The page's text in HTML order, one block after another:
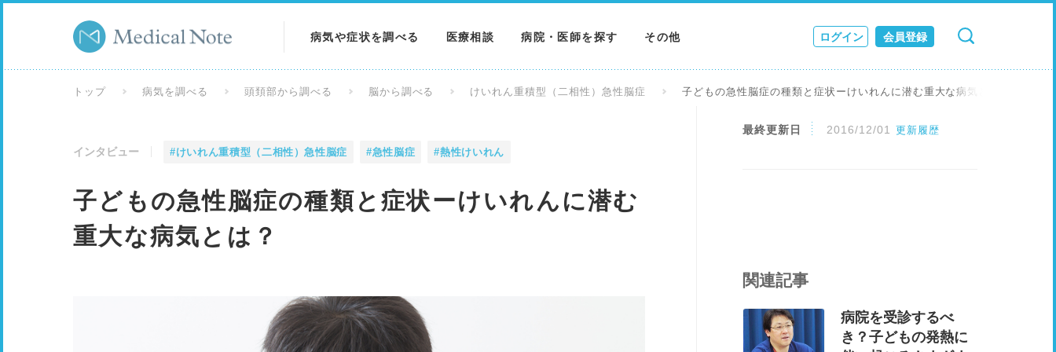
病気や症状を調べる
検査を調べる
医療相談 病院・医師を探す その他 ログイン 会員登録
検索 キャンセル
トップ 病気を調べる 頭頚部から調べる 脳から調べる けいれん重積型（二相性）急性脳症 子どもの急性脳症の種類と症状ーけいれんに潜む重大な病気とは？
インタビュー #けいれん重積型（二相性）急性脳症 #急性脳症 #熱性けいれん
子どもの急性脳症の種類と症状ーけいれんに潜む
重大な病気とは？
最終更新日 2016/12/01 更新履歴
関連記事
病院を受診するべ
き？子どもの発熱に